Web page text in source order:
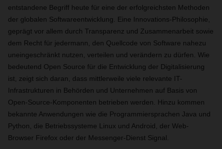
entstandene Begriff heute für eine der erfolgreichsten Methoden
der globalen Softwareentwicklung. Eine Innovations-Philosophie,
geprägt vor allem durch Transparenz und Zusammenarbeit sowie
dem Recht für jedermann, den Quellcode von Software nahezu
uneingeschränkt nutzen, verteilen und verändern zu dürfen. Wie
bedeutend Open Source für die Entwicklung der Digitalisierung
ist, zeigt sich daran, dass mittlerweile viele relevante IT-
Infrastrukturen in Behörden und Unternehmen auf Basis von
Open-Source-Komponenten betrieben werden. Hinzu kommen
bekannte Anwendungen wie die Programmiersprachen Java und
Python, die Betriebssysteme Linux und Android, der Web-
Browser Firefox oder der Messenger-Dienst Signal.